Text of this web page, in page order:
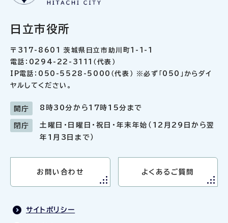
日立市役所
〒317-8601 茨城県日立市助川町1-1-1
電話：0294-22-3111（代表）
IP電話：050-5528-5000（代表） ※必ず「050」からダイ
ヤルしてください。
開庁 8時30分から17時15分まで
閉庁
土曜日・日曜日・祝日・年末年始（12月29日から翌
年1月3日まで）
お問い合わせ よくあるご質問
サイトポリシー